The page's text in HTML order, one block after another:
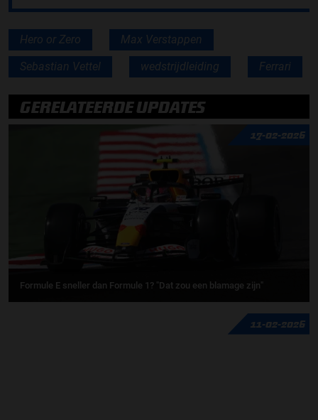
Hero or Zero Max Verstappen
Sebastian Vettel wedstrijdleiding Ferrari
GERELATEERDE UPDATES
17-02-2026
Formule E sneller dan Formule 1? "Dat zou een blamage zijn"
11-02-2026